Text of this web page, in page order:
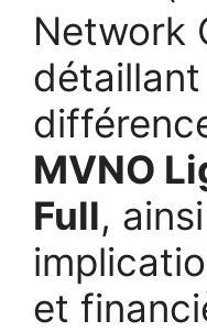
Network
MVNO
Full,
et